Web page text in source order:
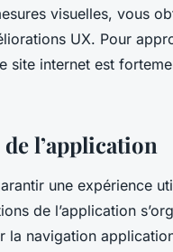
visuelles, vous
UX. Pour
site internet est
l’application
une expérience
de l’application
la navigation